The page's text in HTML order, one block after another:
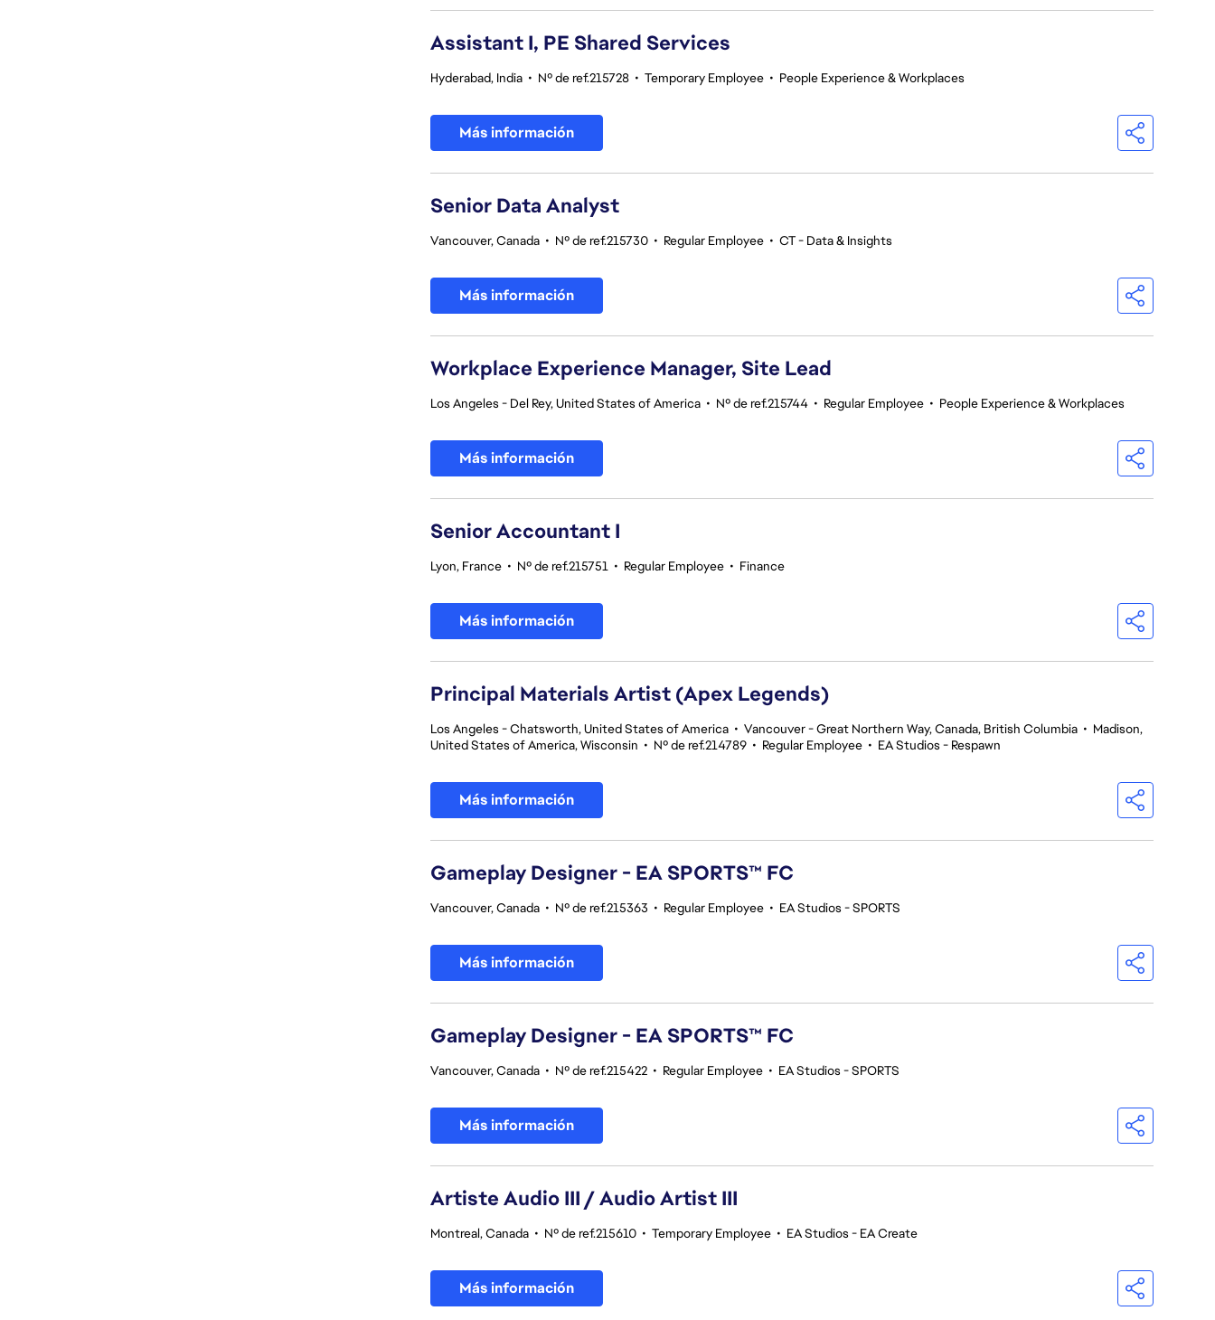
Assistant I, PE Shared Services
Hyderabad, India • Nº de ref.215728 • Temporary Employee • People Experience & Workplaces
Más información
Senior Data Analyst
Vancouver, Canada • Nº de ref.215730 • Regular Employee • CT - Data & Insights
Más información
Workplace Experience Manager, Site Lead
Los Angeles - Del Rey, United States of America • Nº de ref.215744 • Regular Employee • People Experience & Workplaces
Más información
Senior Accountant I
Lyon, France • Nº de ref.215751 • Regular Employee • Finance
Más información
Principal Materials Artist (Apex Legends)
Los Angeles - Chatsworth, United States of America • Vancouver - Great Northern Way, Canada, British Columbia • Madison,
United States of America, Wisconsin • Nº de ref.214789 • Regular Employee • EA Studios - Respawn
Más información
Gameplay Designer - EA SPORTS™ FC
Vancouver, Canada • Nº de ref.215363 • Regular Employee • EA Studios - SPORTS
Más información
Gameplay Designer - EA SPORTS™ FC
Vancouver, Canada • Nº de ref.215422 • Regular Employee • EA Studios - SPORTS
Más información
Artiste Audio III / Audio Artist III
Montreal, Canada • Nº de ref.215610 • Temporary Employee • EA Studios - EA Create
Más información